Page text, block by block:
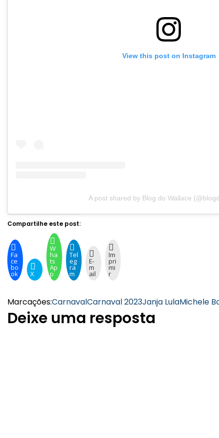
View this post on Instagram
A post shared by Blog do Wallace
Compartilhe este post:
Fa
ce
bo
ok X
W
ha
ts
Ap
p
Tel
eg
ra
m
E-
m
ail
Im
pri
mi
r
Marcações:CarnavalCarnaval 2023Janja LulaMichele
Deixe uma resposta